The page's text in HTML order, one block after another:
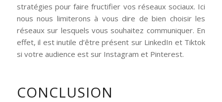
stratégies pour faire fructifier vos réseaux sociaux. Ici
nous nous limiterons à vous dire de bien choisir les
réseaux sur lesquels vous souhaitez communiquer. En
effet, il est inutile d’être présent sur LinkedIn et Tiktok
si votre audience est sur Instagram et Pinterest.
CONCLUSION